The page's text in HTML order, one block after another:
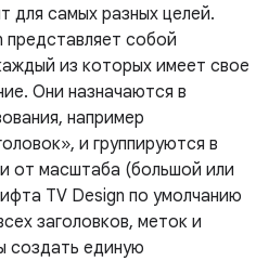
для самых разных целей.
представляет собой
из которых имеет свое
Они назначаются в
например
и группируются в
от масштаба (большой или
TV Design по умолчанию
заголовков, меток и
создать единую